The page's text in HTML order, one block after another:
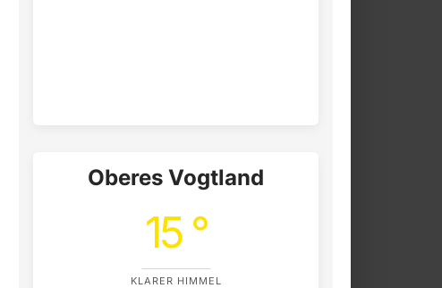
Oberes Vogtland
15 °
KLARER HIMMEL